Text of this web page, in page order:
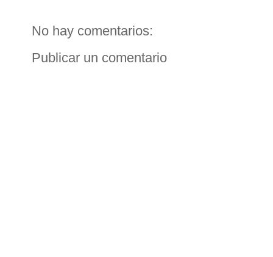
No hay comentarios:
Publicar un comentario